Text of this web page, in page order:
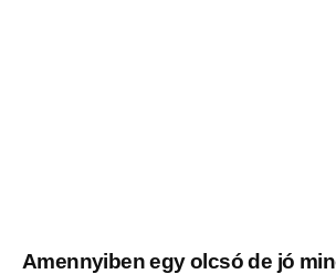
Amennyiben egy olcsó de jó